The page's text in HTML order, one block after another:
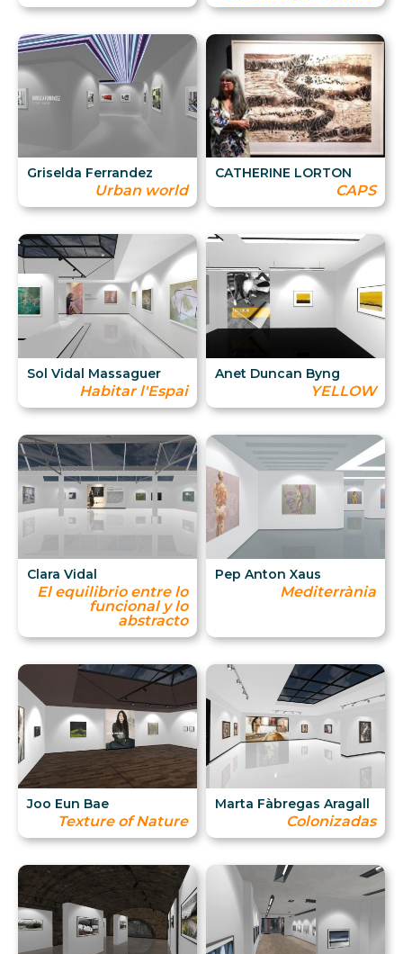
Griselda Ferrandez
Urban world
CATHERINE LORTON
CAPS
Sol Vidal Massaguer
Habitar l'Espai
Anet Duncan Byng
YELLOW
Clara Vidal
El equilibrio entre lo
funcional y lo
abstracto
Pep Anton Xaus
Mediterrània
Joo Eun Bae
Texture of Nature
Marta Fàbregas Aragall
Colonizadas